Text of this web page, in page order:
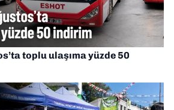
toplu ulaşıma yüzde 50